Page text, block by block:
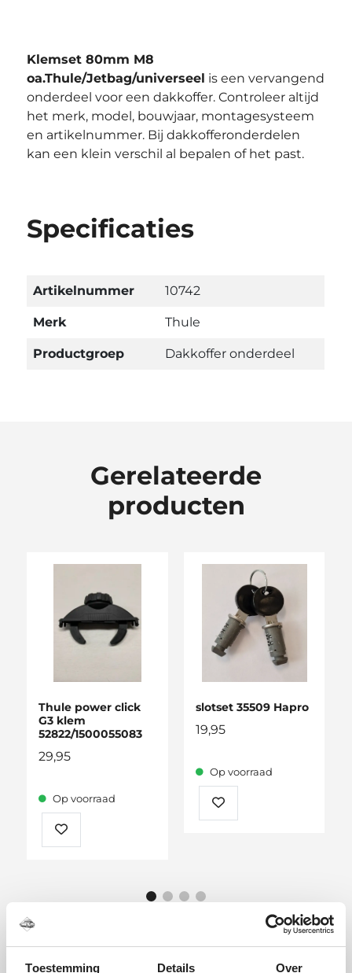
Toestemming Details Over
Klemset 80mm M8
oa.Thule/Jetbag/universeel is een vervangend
onderdeel voor een dakkoffer. Controleer altijd
het merk, model, bouwjaar, montagesysteem
en artikelnummer. Bij dakkofferonderdelen
kan een klein verschil al bepalen of het past.
Specificaties
Artikelnummer 10742
Merk Thule
Productgroep Dakkoffer onderdeel
Gerelateerde
producten
Thule power click
G3 klem
52822/1500055083
29,95
Op voorraad
slotset 35509 Hapro
19,95
Op voorraad